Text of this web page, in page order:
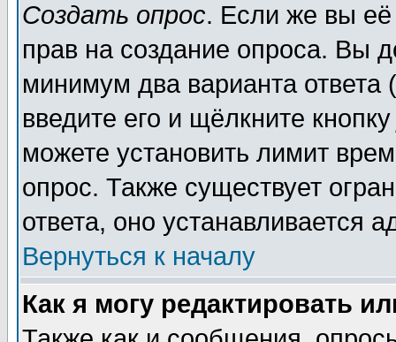
Создать опрос. Если же вы её
прав на создание опроса. Вы
минимум два варианта ответа
введите его и щёлкните
можете установить лимит
опрос. Также существует
ответа, оно устанавливается
Вернуться к началу
Как я могу редактировать